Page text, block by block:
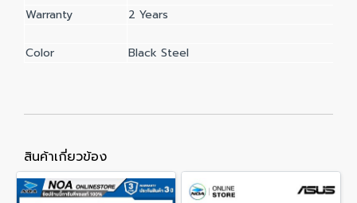
Warranty 2 Years
Color Black Steel
สินค้าเกี่ยวข้อง